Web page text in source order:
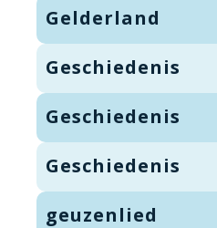
Gelderland
Geschiedenis
Geschiedenis
Geschiedenis
geuzenlied